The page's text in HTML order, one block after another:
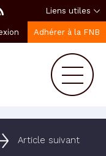
Liens utiles
Adhérer à la FNB
Article suivant